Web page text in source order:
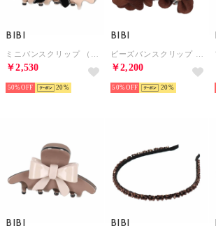
BIBI
￥2,530
50% 20
BIBI
￥2,200
50% 20
BIBI BIBI